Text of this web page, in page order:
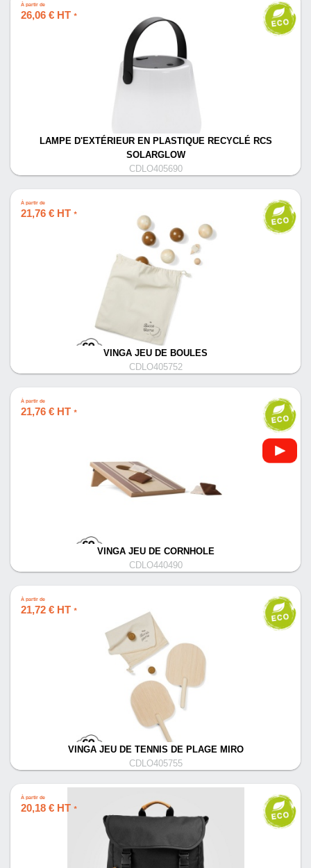
À partir de
26,06 € HT *
LAMPE D'EXTÉRIEUR EN PLASTIQUE RECYCLÉ RCS
SOLARGLOW
CDLO405690
À partir de
21,76 € HT *
VINGA JEU DE BOULES
CDLO405752
À partir de
21,76 € HT *
VINGA JEU DE CORNHOLE
CDLO440490
À partir de
21,72 € HT *
VINGA JEU DE TENNIS DE PLAGE MIRO
CDLO405755
À partir de
20,18 € HT *